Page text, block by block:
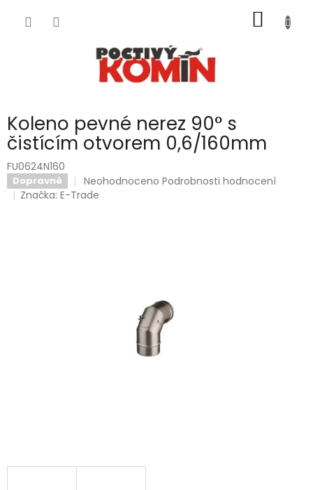
KOŠÍK
Koleno pevné nerez 90° s
čistícím otvorem 0,6/160mm
FU0624N160
Dopravné
Průměrné
hodnocení
Neohodnoceno Podrobnosti hodnocení
Značka:E-Trade